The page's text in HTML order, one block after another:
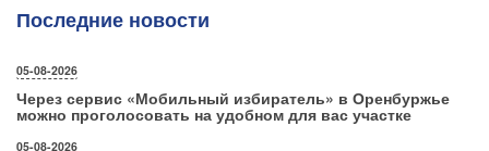
Последние новости
05-08-2026
Через сервис «Мобильный избиратель» в Оренбуржье
можно проголосовать на удобном для вас участке
05-08-2026